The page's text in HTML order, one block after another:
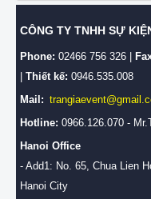
CÔNG TY TNHH SỰ
Phone: 02466 756 326 |
Thiết kế: 0946.535.008
Mail:
Hotline: 0966.126.070 -
Hanoi Office
- Add1: No. 65, Chua Lien
Hanoi City